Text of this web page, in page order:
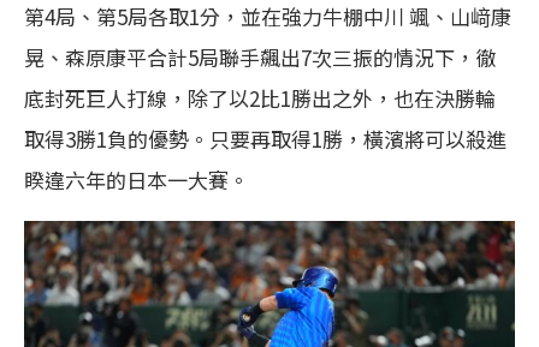
第4局、第5局各取1分，並在強力牛棚中川 颯、山﨑康
晃、森原康平合計5局聯手飆出7次三振的情況下，徹
底封死巨人打線，除了以2比1勝出之外，也在決勝輪
取得3勝1負的優勢。只要再取得1勝，橫濱將可以殺進
睽違六年的日本一大賽。